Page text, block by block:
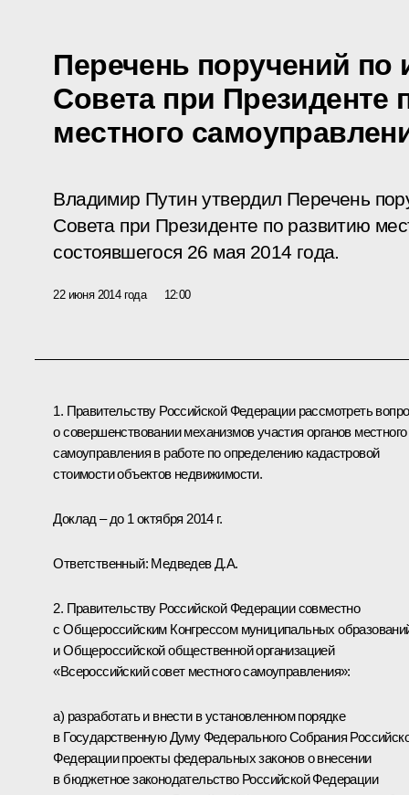
Перечень поручений по
Совета при Президенте
местного
Владимир Путин утвердил Перечень
Совета при Президенте по развитию
состоявшегося 26 мая 2014 года.
22 июня 2014 года 12:00
1. Правительству Российской Федерации рассмотреть
о совершенствовании механизмов участия органов местного
самоуправления в работе по определению кадастровой
стоимости объектов недвижимости.
Доклад – до 1 октября 2014 г.
Ответственный: Медведев Д.А.
2. Правительству Российской Федерации совместно
с Общероссийским Конгрессом муниципальных
и Общероссийской общественной организацией
«Всероссийский совет местного самоуправления»:
а) разработать и внести в установленном порядке
в Государственную Думу Федерального Собрания
Федерации проекты федеральных законов о внесении
в бюджетное законодательство Российской Федерации